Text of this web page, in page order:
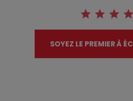
SOYEZ LE PREMIER À